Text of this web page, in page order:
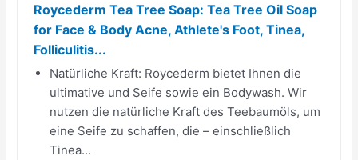
Roycederm Tea Tree Soap: Tea Tree Oil Soap
for Face & Body Acne, Athlete's Foot, Tinea,
Folliculitis...
Natürliche Kraft: Roycederm bietet Ihnen die
ultimative und Seife sowie ein Bodywash. Wir
nutzen die natürliche Kraft des Teebaumöls, um
eine Seife zu schaffen, die – einschließlich
Tinea...